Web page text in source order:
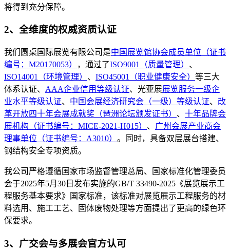
将得到充分保障。
2、全维度的权威资质认证
我们圆桌国际展览有限公司是中国展览馆协会成员单位（证书
编号：M20170053）
，通过了ISO9001（质量管理） 、
ISO14001（环境管理） 、 ISO45001（职业健康安全） 等三大
体系认证、 AAA企业信用等级认证、光亚展展览服务一级企
业水平等级认证、 中国会展经济研究会（一级）等级认证、 改
革开放四十年会展成就奖（琶洲论坛颁发证书） 、 十年品牌会
展机构（证书编号：MICE-2021-H015） 、 广州会展产业商会
理事单位（证书编号：A3010） 。同时，具备双层展台搭建、
钢结构安全专项资质。
我公司严格遵循国家市场监督管理总局、国家标准化管理委员
会于2025年5月30日发布实施的GB/T 33490-2025《展览展示工
程服务基本要求》国家标准，该标准对展览展示工程服务的材
料选用、施工工艺、固体废物处理等方面提出了更高的绿色环
保要求。
3、广交会与多展会官方认可